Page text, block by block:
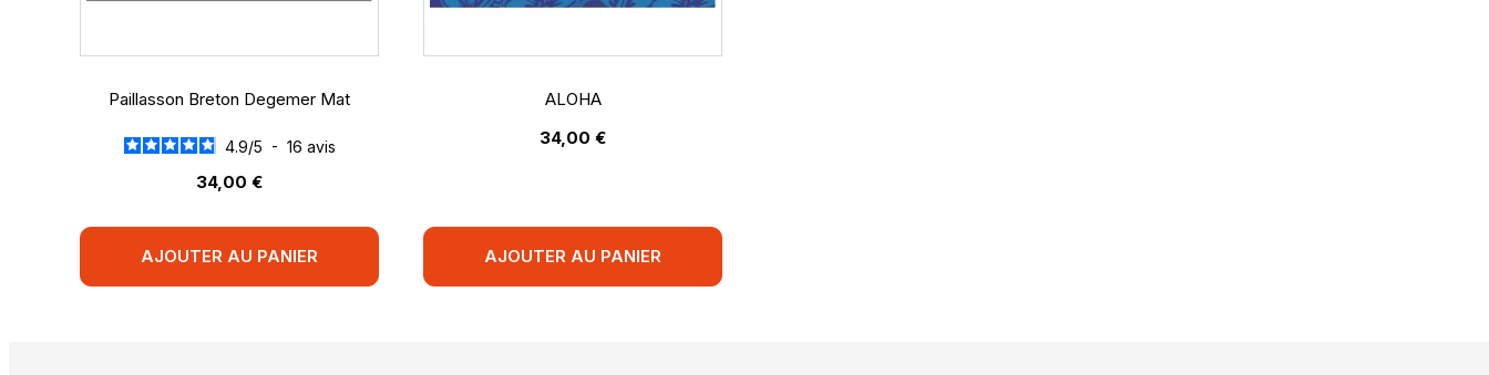
Paillasson Breton Degemer Mat
4.9/5 - 16 avis
34,00 €
AJOUTER AU PANIER
ALOHA
34,00 €
AJOUTER AU PANIER